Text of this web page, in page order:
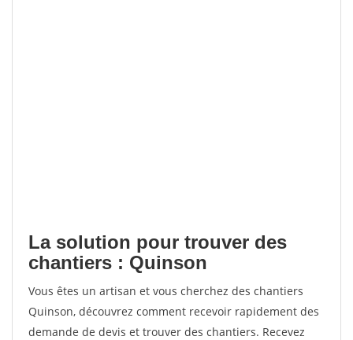
La solution pour trouver des
chantiers : Quinson
Vous êtes un artisan et vous cherchez des chantiers
Quinson, découvrez comment recevoir rapidement des
demande de devis et trouver des chantiers. Recevez